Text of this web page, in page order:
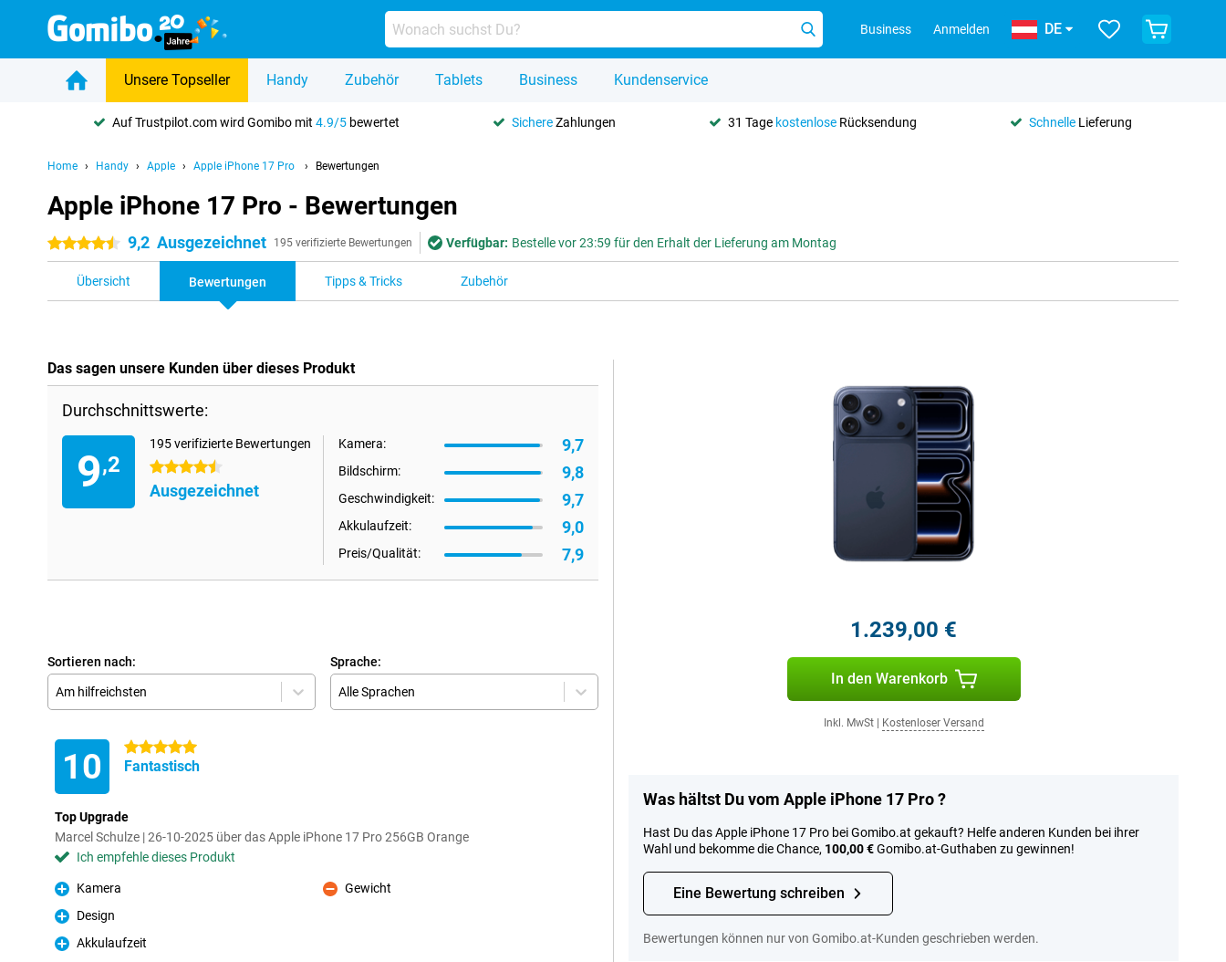
Business Anmelden DE
Unsere Topseller Handy Zubehör Tablets Business Kundenservice
Auf Trustpilot.com wird Gomibo mit4.9/5 bewertet SichereZahlungen 31 Tage kostenloseRücksendung SchnelleLieferung
Home Handy Apple Apple iPhone 17 Pro Bewertungen
Apple iPhone 17 Pro - Bewertungen
4.5 Sterne 9,2 Ausgezeichnet 195 verifizierte Bewertungen Verfügbar: Bestelle vor 23:59 für den Erhalt der Lieferung am Montag
Übersicht Bewertungen Tipps & Tricks Zubehör
Das sagen unsere Kunden über dieses Produkt
Durchschnittswerte:
9,2
195 verifizierte Bewertungen
4.5 Sterne
Ausgezeichnet
Kamera: 9,7
Bildschirm: 9,8
Geschwindigkeit: 9,7
Akkulaufzeit: 9,0
Preis/Qualität: 7,9
Sortieren nach:
Am hilfreichsten
Sprache:
Alle Sprachen
10 5 Sterne
Fantastisch
Top Upgrade
Marcel Schulze | 26-10-2025 über das Apple iPhone 17 Pro 256GB Orange
Ich empfehle dieses Produkt
Pro
Kamera
Pro
Design
Pro
Akkulaufzeit
Kontra
Gewicht
1.239,00 €
In den Warenkorb
Inkl. MwSt| Kostenloser Versand
Was hältst Du vom Apple iPhone 17 Pro ?
Hast Du das Apple iPhone 17 Pro bei Gomibo.at gekauft? Helfe anderen Kunden bei ihrer
Wahl und bekomme die Chance, 100,00 €Gomibo.at-Guthaben zu gewinnen!
Eine Bewertung schreiben
Bewertungen können nur von Gomibo.at-Kunden geschrieben werden.